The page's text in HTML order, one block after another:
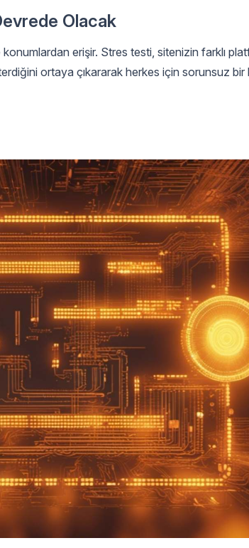
Olacak
erişir. Stres testi, sitenizin farklı
ortaya çıkararak herkes için sorunsuz bir